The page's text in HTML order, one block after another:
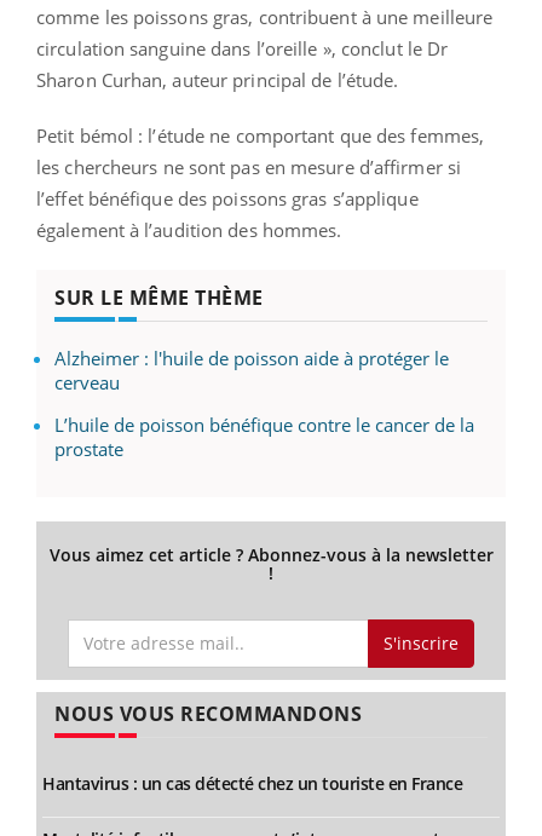
comme les poissons gras, contribuent à une meilleure
circulation sanguine dans l’oreille », conclut le Dr
Sharon Curhan, auteur principal de l’étude.
Petit bémol : l’étude ne comportant que des femmes,
les chercheurs ne sont pas en mesure d’affirmer si
l’effet bénéfique des poissons gras s’applique
également à l’audition des hommes.
SUR LE MÊME THÈME
Alzheimer : l'huile de poisson aide à protéger le
cerveau
L’huile de poisson bénéfique contre le cancer de la
prostate
Vous aimez cet article ? Abonnez-vous à la newsletter
!
S'inscrire
NOUS VOUS RECOMMANDONS
Hantavirus : un cas détecté chez un touriste en France